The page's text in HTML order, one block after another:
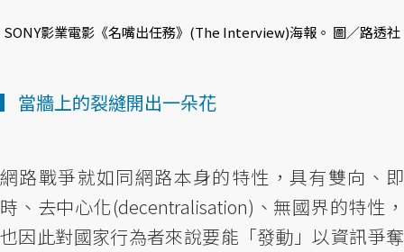
SONY影業電影《名嘴出任務》(The Interview)海報。 圖／路透社
▎當牆上的裂縫開出一朵花
網路戰爭就如同網路本身的特性，具有雙向、即
時、去中心化(decentralisation)、無國界的特性，
也因此對國家行為者來說要能「發動」以資訊爭奪